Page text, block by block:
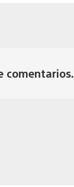
comentarios.